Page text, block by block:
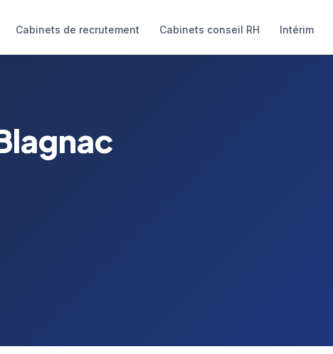
Cabinets de recrutement Cabinets conseil RH Intérim